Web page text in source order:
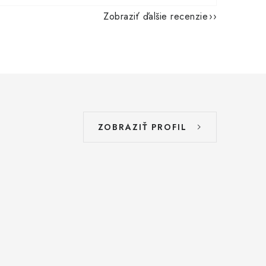
Zobraziť ďalšie recenzie
ZOBRAZIŤ PROFIL